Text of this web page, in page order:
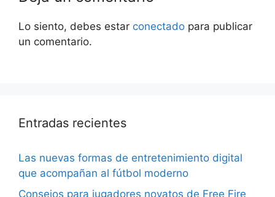
Lo siento, debes estar conectado para publicar
un comentario.
Entradas recientes
Las nuevas formas de entretenimiento digital
que acompañan al fútbol moderno
Consejos para jugadores novatos de Free Fire